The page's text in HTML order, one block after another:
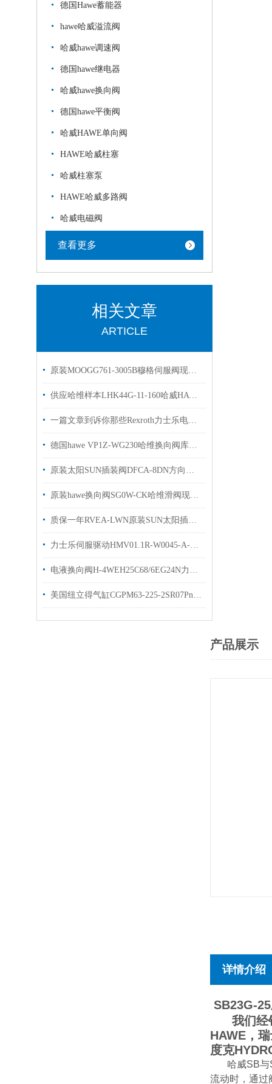
德国Hawe蓄能器
hawe哈威溢流阀
哈威hawe调速阀
德国hawe继电器
哈威hawe换向阀
德国hawe平衡阀
哈威HAWE单向阀
HAWE哈威柱塞
哈威柱塞泵
HAWE哈威多路阀
哈威电磁阀
查看更多
相关文章
ARTICLE
原装MOOGG761-3005B穆格伺服阀现货资料 样本
供应哈维样本LHK44G-11-160哈威HAWE平衡阀技术参数
一篇文章到诉你那些Rexroth力士乐电磁阀常见的符号的是什么意思
德国hawe VP1Z-WG230哈维换向阀库存欢迎选购
原装太阳SUN插装阀DFCA-8DN方向阀库存欢迎换购
原装hawe换向阀SG0W-CK哈维滑阀现货出售
质保一年RVEA-LWN原装SUN太阳插装阀参数溢流阀
力士乐伺服驱动HMV01.1R-W0045-A-07技术参数
电液换向阀H-4WEH25C68/6EG24N力士乐操作使用
美国纽立得气缸CGPM63-225-2SR07Pneulead现货图片
产品展示
详情介绍
SB23G-25
我们经销
HAWE，
度克
哈威SB
流动时，通过